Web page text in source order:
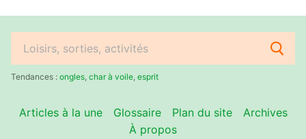
Rechercher
:Tendances : ongles char à voile esprit
Articles à la une Glossaire Plan du site
Archives
À propos